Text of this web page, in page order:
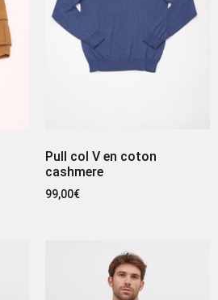
Pull col V en coton
cashmere
99,00€